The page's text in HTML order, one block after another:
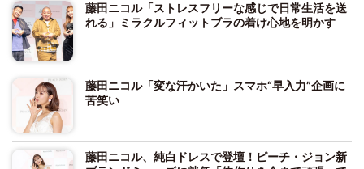
藤田ニコル「ストレスフリーな感じで日常生活を送
れる」ミラクルフィットブラの着け心地を明かす
藤田ニコル「変な汗かいた」スマホ“早入力”企画に
苦笑い
藤田ニコル、純白ドレスで登壇！ピーチ・ジョン新